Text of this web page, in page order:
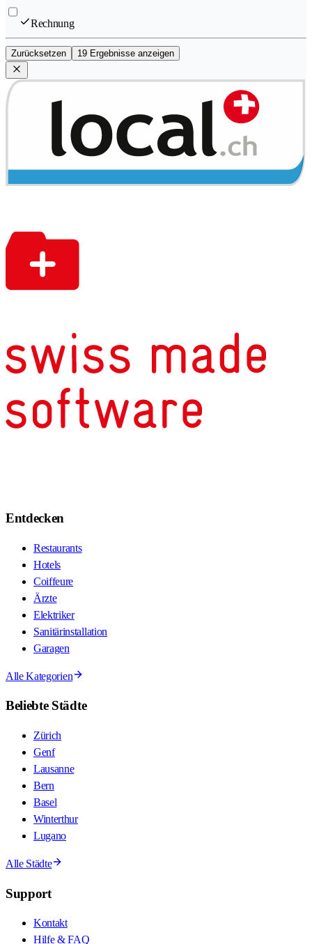
Rechnung
Zurücksetzen 19 Ergebnisse anzeigen
Entdecken
Restaurants
Hotels
Coiffeure
Ärzte
Elektriker
Sanitärinstallation
Garagen
Alle Kategorien
Beliebte Städte
Zürich
Genf
Lausanne
Bern
Basel
Winterthur
Lugano
Alle Städte
Support
Kontakt
Hilfe & FAQ